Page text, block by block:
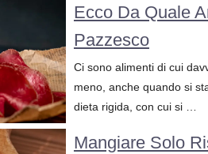
Ecco Da Quale
Pazzesco
Ci sono alimenti di cui
meno, anche quando si
dieta rigida, con cui si …
Mangiare Solo